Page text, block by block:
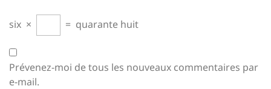
six × = quarante huit
Prévenez-moi de tous les nouveaux commentaires par
e-mail.